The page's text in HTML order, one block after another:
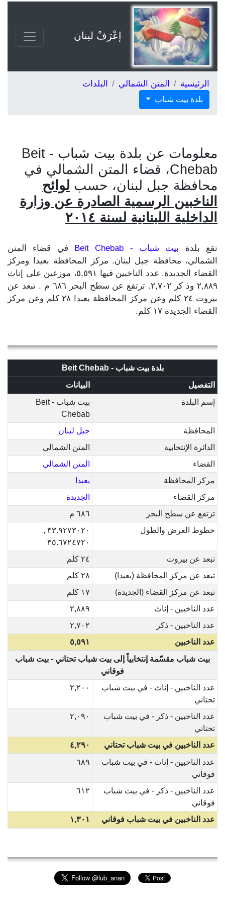
إعْرَفْ لبنان
الرئيسية المتن الشمالي البلدات
بلدة بيت شباب
معلومات عن بلدة بيت شباب - Beit
Chebab، قضاء المتن الشمالي في
محافظة جبل لبنان، حسب لوائح
الناخبين الرسمية الصادرة عن وزارة
الداخلية اللبنانية لسنة ٢٠١٤
تقع بلدة بيت شباب - Beit Chebab
في قضاء المتن
الشمالي، محافظة جبل لبنان. مركز المحافظة بعبدا ومركز
القضاء الجديدة. عدد الناخبين فيها ٥,٥٩١، موزعين على إناث
٢,٨٨٩ وذ كر ٢,٧٠٢. ترتفع عن سطح البحر ٦٨٦ م . تبعد عن
بيروت ٢٤ كلم وعن مركز المحافظة بعبدا ٢٨ كلم وعن مركز
القضاء الجديدة ١٧ كلم.
بلدة بيت شباب - Beit Chebab
التفصيل
البيانات
إسم البلدة
بيت شباب - Beit
Chebab
المحافظة
جبل لبنان
الدائرة الإنتخابية
المتن الشمالي
القضاء
المتن الشمالي
مركز المحافظة
بعبدا
مركز القضاء
الجديدة
ترتفع عن سطح البحر
٦٨٦ م
خطوط العرض والطول
٣٣.٩٢٧٣٠٢٠ ,
٣٥.٦٧٢٤٧٢٠
تبعد عن بيروت
٢٤ كلم
تبعد عن مركز المحافظة (بعبدا)
٢٨ كلم
تبعد عن مركز القضاء (الجديدة)
١٧ كلم
عدد الناخبين - إناث
٢,٨٨٩
عدد الناخبين - ذكر
٢,٧٠٢
عدد الناخبين
٥,٥٩١
بيت شباب مقسّمة إنتخابياً إلى بيت شباب تحتاني - بيت شباب
فوقاني
عدد الناخبين - إناث - في بيت شباب
تحتاني
٢,٢٠٠
عدد الناخبين - ذكر - في بيت شباب
تحتاني
٢,٠٩٠
عدد الناخبين في بيت شباب تحتاني
٤,٢٩٠
عدد الناخبين - إناث - في بيت شباب
فوقاني
٦٨٩
عدد الناخبين - ذكر - في بيت شباب
فوقاني
٦١٢
عدد الناخبين في بيت شباب فوقاني ١,٣٠١